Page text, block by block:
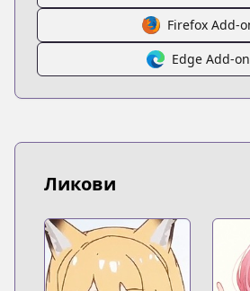
Firefox Add-
Edge Add-
Ликови